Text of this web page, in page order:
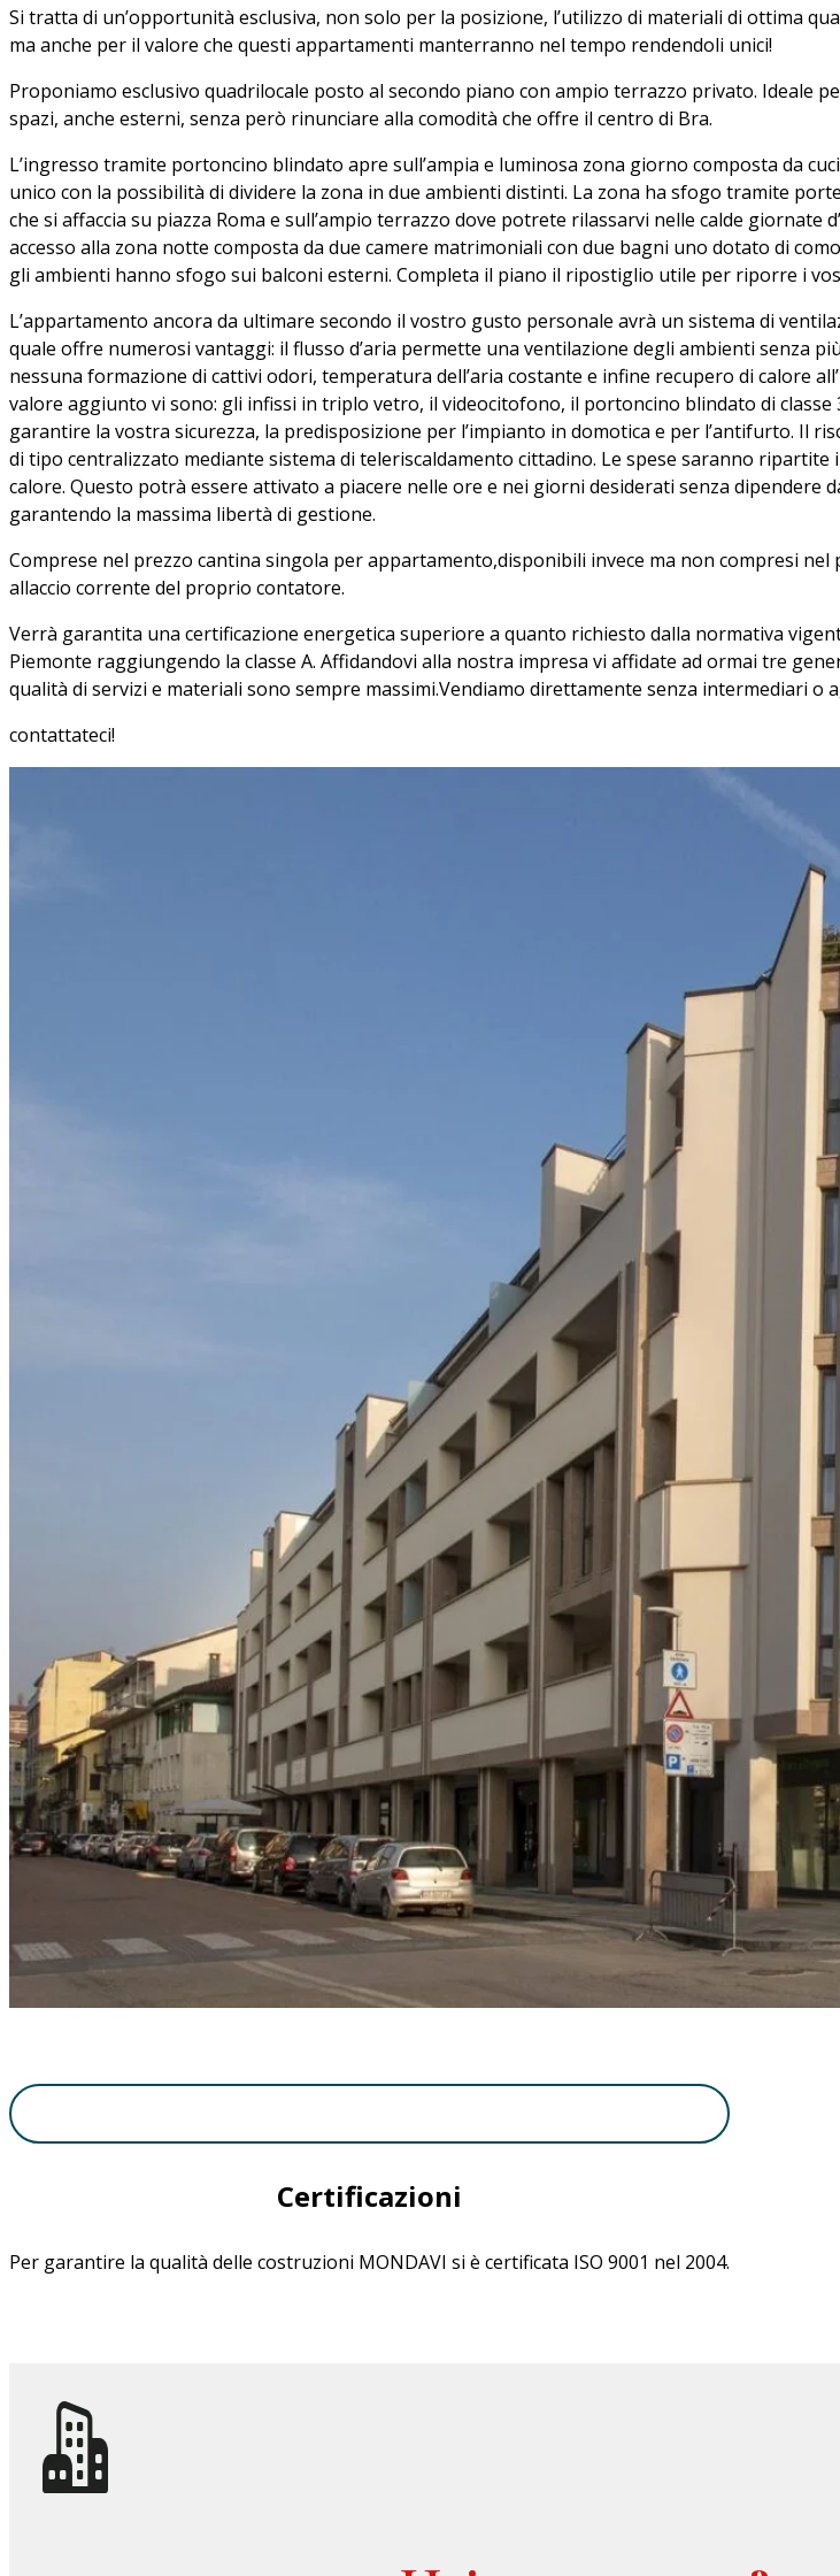
Si tratta di un’opportunità esclusiva, non solo per la posizione, l’utilizzo di materiali di ottima
ma anche per il valore che questi appartamenti manterranno nel tempo rendendoli unici!
Proponiamo esclusivo quadrilocale posto al secondo piano con ampio terrazzo privato. Ideale
spazi, anche esterni, senza però rinunciare alla comodità che offre il centro di Bra.
L’ingresso tramite portoncino blindato apre sull’ampia e luminosa zona giorno composta da
unico con la possibilità di dividere la zona in due ambienti distinti. La zona ha sfogo tramite
che si affaccia su piazza Roma e sull’ampio terrazzo dove potrete rilassarvi nelle calde giornate
accesso alla zona notte composta da due camere matrimoniali con due bagni uno dotato di
gli ambienti hanno sfogo sui balconi esterni. Completa il piano il ripostiglio utile per riporre i
L’appartamento ancora da ultimare secondo il vostro gusto personale avrà un sistema di
quale offre numerosi vantaggi: il flusso d’aria permette una ventilazione degli ambienti senza
nessuna formazione di cattivi odori, temperatura dell’aria costante e infine recupero di calore
valore aggiunto vi sono: gli infissi in triplo vetro, il videocitofono, il portoncino blindato di classe
garantire la vostra sicurezza, la predisposizione per l’impianto in domotica e per l’antifurto. Il
di tipo centralizzato mediante sistema di teleriscaldamento cittadino. Le spese saranno ripartite
calore. Questo potrà essere attivato a piacere nelle ore e nei giorni desiderati senza dipendere
garantendo la massima libertà di gestione.
Comprese nel prezzo cantina singola per appartamento,disponibili invece ma non compresi nel
allaccio corrente del proprio contatore.
Verrà garantita una certificazione energetica superiore a quanto richiesto dalla normativa
Piemonte raggiungendo la classe A. Affidandovi alla nostra impresa vi affidate ad ormai tre
qualità di servizi e materiali sono sempre massimi.Vendiamo direttamente senza intermediari o
contattateci!
Certificazioni
Per garantire la qualità delle costruzioni MONDAVI si è certificata ISO 9001 nel 2004.